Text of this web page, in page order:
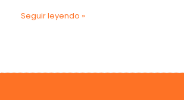
Seguir leyendo »